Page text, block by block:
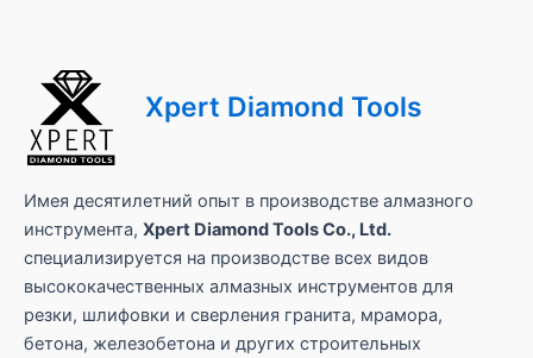
Xpert Diamond Tools
Имея десятилетний опыт в производстве алмазного
инструмента, Xpert Diamond Tools Co., Ltd.
специализируется на производстве всех видов
высококачественных алмазных инструментов для
резки, шлифовки и сверления гранита, мрамора,
бетона, железобетона и других строительных